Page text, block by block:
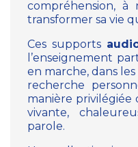
compréhension,
transformer sa vie
Ces supports
l’enseignement
en marche, dans
recherche
manière privilégiée
vivante,
parole.